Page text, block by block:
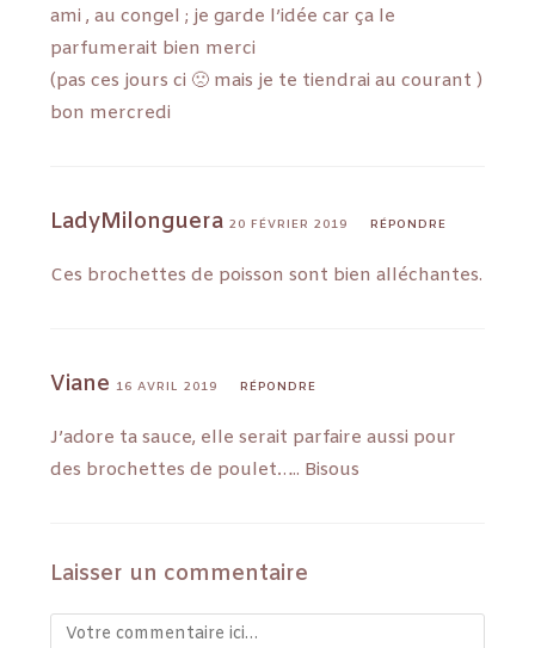
ami , au congel ; je garde l’idée car ça le
parfumerait bien merci
(pas ces jours ci 🙁 mais je te tiendrai au courant )
bon mercredi
LadyMilonguera 20 FÉVRIER 2019 RÉPONDRE
Ces brochettes de poisson sont bien alléchantes.
Viane 16 AVRIL 2019 RÉPONDRE
J’adore ta sauce, elle serait parfaire aussi pour
des brochettes de poulet….. Bisous
Laisser un commentaire